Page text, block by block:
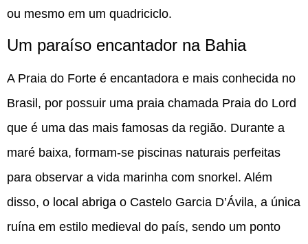
ou mesmo em um quadriciclo.
Um paraíso encantador na Bahia
A Praia do Forte é encantadora e mais conhecida no
Brasil, por possuir uma praia chamada Praia do Lord
que é uma das mais famosas da região. Durante a
maré baixa, formam-se piscinas naturais perfeitas
para observar a vida marinha com snorkel. Além
disso, o local abriga o Castelo Garcia D’Ávila, a única
ruína em estilo medieval do país, sendo um ponto